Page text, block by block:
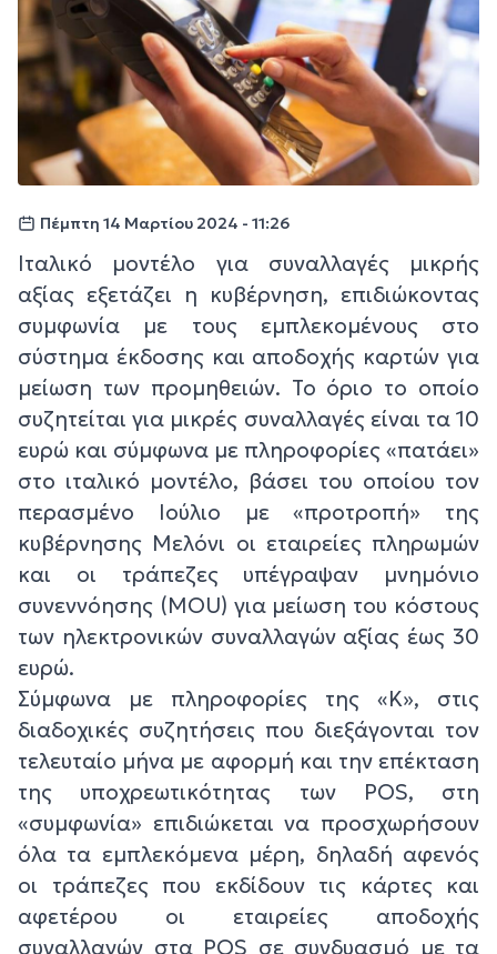
Πέμπτη 14 Μαρτίου 2024 - 11:26
Ιταλικό μοντέλο για συναλλαγές μικρής
αξίας εξετάζει η κυβέρνηση, επιδιώκοντας
συμφωνία με τους εμπλεκομένους στο
σύστημα έκδοσης και αποδοχής καρτών για
μείωση των προμηθειών. Το όριο το οποίο
συζητείται για μικρές συναλλαγές είναι τα 10
ευρώ και σύμφωνα με πληροφορίες «πατάει»
στο ιταλικό μοντέλο, βάσει του οποίου τον
περασμένο Ιούλιο με «προτροπή» της
κυβέρνησης Μελόνι οι εταιρείες πληρωμών
και οι τράπεζες υπέγραψαν μνημόνιο
συνεννόησης (MOU) για μείωση του κόστους
των ηλεκτρονικών συναλλαγών αξίας έως 30
ευρώ.
Σύμφωνα με πληροφορίες της «Κ», στις
διαδοχικές συζητήσεις που διεξάγονται τον
τελευταίο μήνα με αφορμή και την επέκταση
της υποχρεωτικότητας των POS, στη
«συμφωνία» επιδιώκεται να προσχωρήσουν
όλα τα εμπλεκόμενα μέρη, δηλαδή αφενός
οι τράπεζες που εκδίδουν τις κάρτες και
αφετέρου οι εταιρείες αποδοχής
συναλλαγών στα POS σε συνδυασμό με τα